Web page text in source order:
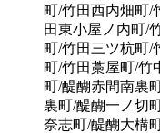
町/竹田西内畑町/
田東小屋ノ内町/
町/竹田三ツ杭町/
町/竹田藁屋町/竹
町/醍醐赤間南裏
裏町/醍醐一ノ切
奈志町/醍醐大構